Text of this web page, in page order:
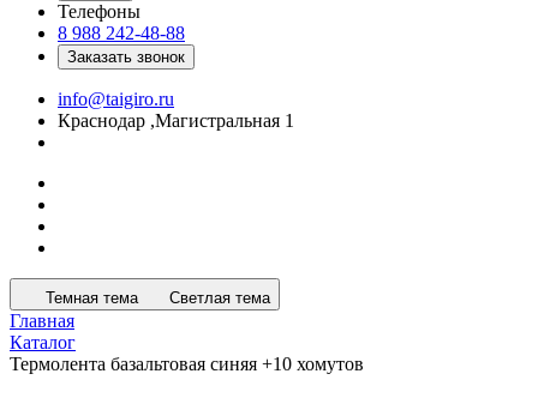
Телефоны
8 988 242-48-88
Заказать звонок
info@taigiro.ru
Краснодар ,Магистральная 1
Темная тема Светлая тема
Главная
Каталог
Термолента базальтовая синяя +10 хомутов